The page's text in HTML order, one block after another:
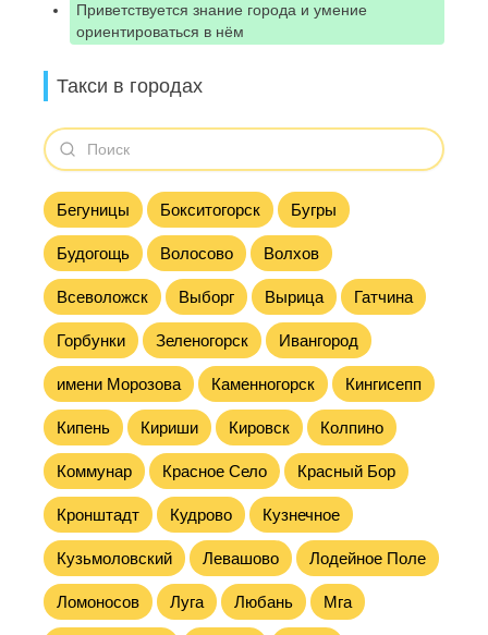
Приветствуется знание города и умение
ориентироваться в нём
Такси в городах
Бегуницы Бокситогорск Бугры
Будогощь Волосово Волхов
Всеволожск Выборг Вырица Гатчина
Горбунки Зеленогорск Ивангород
имени Морозова Каменногорск Кингисепп
Кипень Кириши Кировск Колпино
Коммунар Красное Село Красный Бор
Кронштадт Кудрово Кузнечное
Кузьмоловский Левашово Лодейное Поле
Ломоносов Луга Любань Мга